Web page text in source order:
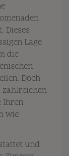
Dieses
Lage
die
Doch
zahlreichen
Ihren
wie
und